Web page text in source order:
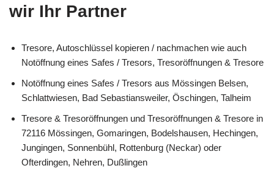
wir Ihr Partner
Tresore, Autoschlüssel kopieren / nachmachen wie auch
Notöffnung eines Safes / Tresors, Tresoröffnungen & Tresore
Notöffnung eines Safes / Tresors aus Mössingen Belsen,
Schlattwiesen, Bad Sebastiansweiler, Öschingen, Talheim
Tresore & Tresoröffnungen und Tresoröffnungen & Tresore in
72116 Mössingen, Gomaringen, Bodelshausen, Hechingen,
Jungingen, Sonnenbühl, Rottenburg (Neckar) oder
Ofterdingen, Nehren, Dußlingen